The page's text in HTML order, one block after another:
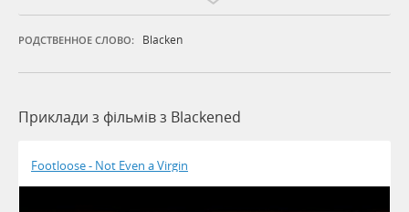
РОДСТВЕННОЕ СЛОВО: Blacken
Приклади з фільмів з Blackened
Footloose - Not Even a Virgin